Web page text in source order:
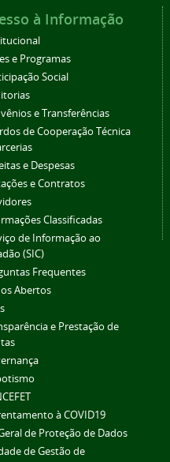
à Informação
e Programas
Social
e Transferências
de Cooperação Técnica
e Despesas
e Contratos
Classificadas
de Informação ao
(SIC)
Frequentes
Abertos
e Prestação de
à COVID19
de Proteção de Dados
de Gestão de